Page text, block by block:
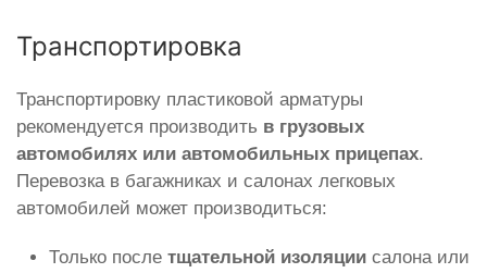
Транспортировка
Транспортировку пластиковой арматуры
рекомендуется производить в грузовых
автомобилях или автомобильных прицепах.
Перевозка в багажниках и салонах легковых
автомобилей может производиться:
Только после тщательной изоляции салона или